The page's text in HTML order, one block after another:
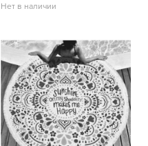
Нет в наличии